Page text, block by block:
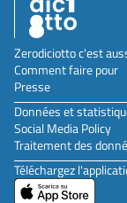
Zerodiciotto c'est
Comment faire pour
Presse
Données et
Social Media Policy
Traitement des
Téléchargez